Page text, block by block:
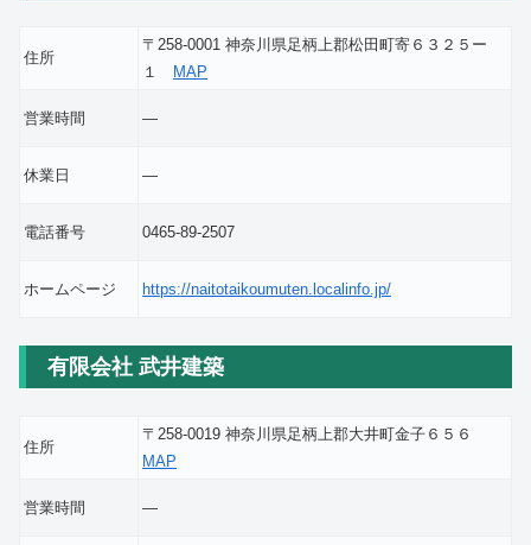
住所
〒258-0001 神奈川県足柄上郡松田町寄６３２５ー
１
MAP
営業時間 ―
休業日 ―
電話番号 0465-89-2507
ホームページ https://naitotaikoumuten.localinfo.jp/
有限会社 武井建築
住所
〒258-0019 神奈川県足柄上郡大井町金子６５６
MAP
営業時間 ―